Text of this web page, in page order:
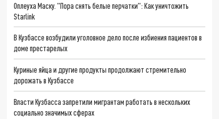
Оплеуха Маску. "Пора снять белые перчатки": Как уничтожить
Starlink
В Кузбассе возбудили уголовное дело после избиения пациентов в
доме престарелых
Куриные яйца и другие продукты продолжают стремительно
дорожать в Кузбассе
Власти Кузбасса запретили мигрантам работать в нескольких
социально значимых сферах